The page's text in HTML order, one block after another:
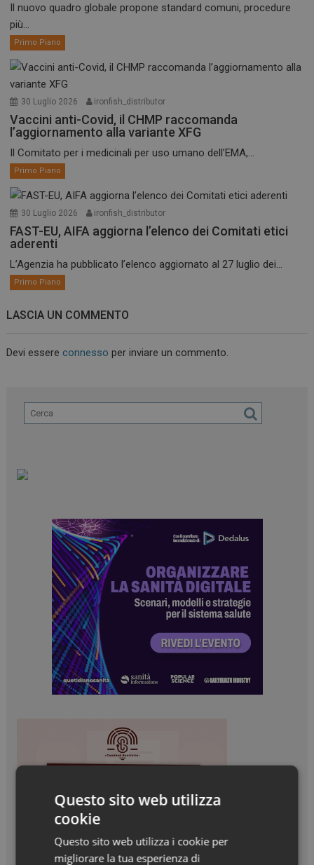
Il nuovo quadro globale propone standard comuni, procedure
più...
Primo Piano
30 Luglio 2026 ironfish_distributor
Vaccini anti-Covid, il CHMP raccomanda
l’aggiornamento alla variante XFG
Il Comitato per i medicinali per uso umano dell’EMA,...
Primo Piano
30 Luglio 2026 ironfish_distributor
FAST-EU, AIFA aggiorna l’elenco dei Comitati etici
aderenti
L’Agenzia ha pubblicato l’elenco aggiornato al 27 luglio dei...
Primo Piano
LASCIA UN COMMENTO
Devi essereconnesso per inviare un commento.
Questo sito web utilizza
cookie
Questo sito web utilizza i cookie per
migliorare la tua esperienza di